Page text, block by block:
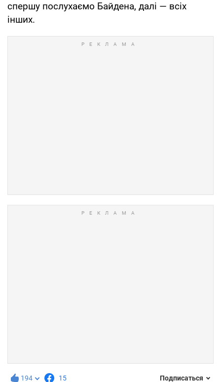
спершу послухаємо Байдена, далі — всіх
інших.
194 15 Подписаться